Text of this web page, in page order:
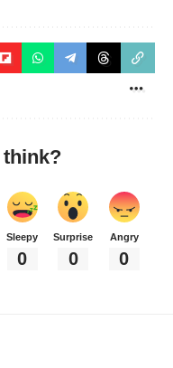
think?
Sleepy
0
Surprise
0
Angry
0